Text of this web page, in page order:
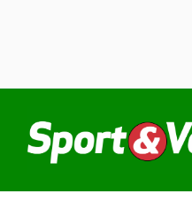
contenuto